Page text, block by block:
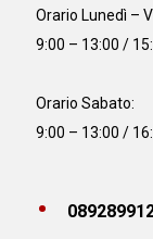
Orario Lunedì –
9:00 – 13:00 /
Orario Sabato:
9:00 – 13:00 /